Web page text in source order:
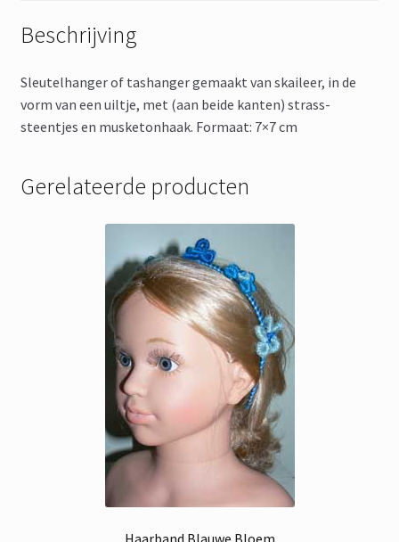
Beschrijving
Sleutelhanger of tashanger gemaakt van skaileer, in de
vorm van een uiltje, met (aan beide kanten) strass-
steentjes en musketonhaak. Formaat: 7×7 cm
Gerelateerde producten
Haarband Blauwe Bloem